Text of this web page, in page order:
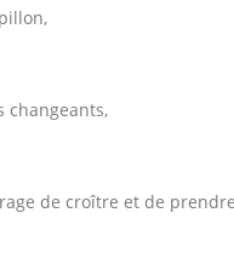
changeants,
de croître et de